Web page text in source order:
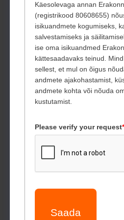
Käesolevaga annan
(registrikood 80608655)
isikuandmete kogumiseks,
salvestamiseks ja
ise oma isikuandmed
kättesaadavaks teinud.
sellest, et mul on õigus
andmete ajakohastamist,
andmete kohta või nõuda
kustutamist.
Please verify your request*
Saada